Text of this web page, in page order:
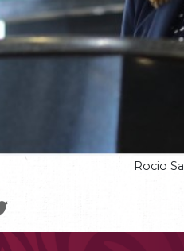
Rocio